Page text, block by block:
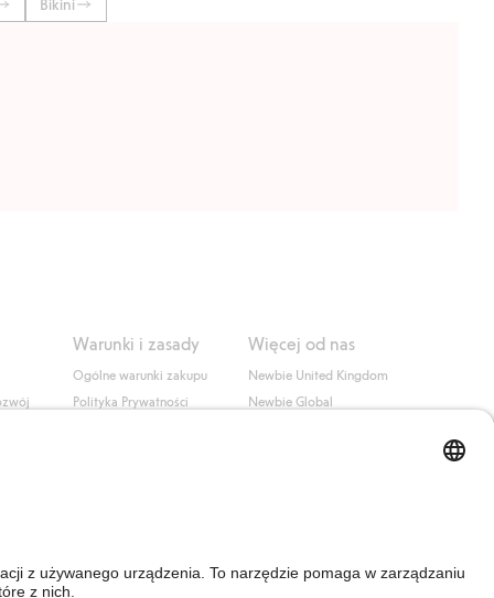
Bikini
Warunki i zasady
Ogólne warunki zakupu
Polityka Prywatności
Więcej od nas
Newbie United Kingdom
Newbie Global